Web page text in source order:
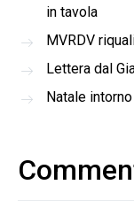
in tavola
MVRDV
Lettera dal
Natale